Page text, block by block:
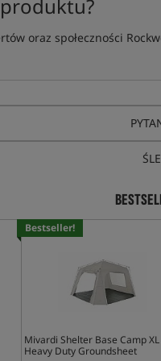
oraz społeczności
Bestseller!
Mivardi Shelter Base Camp XL
Heavy Duty Groundsheet